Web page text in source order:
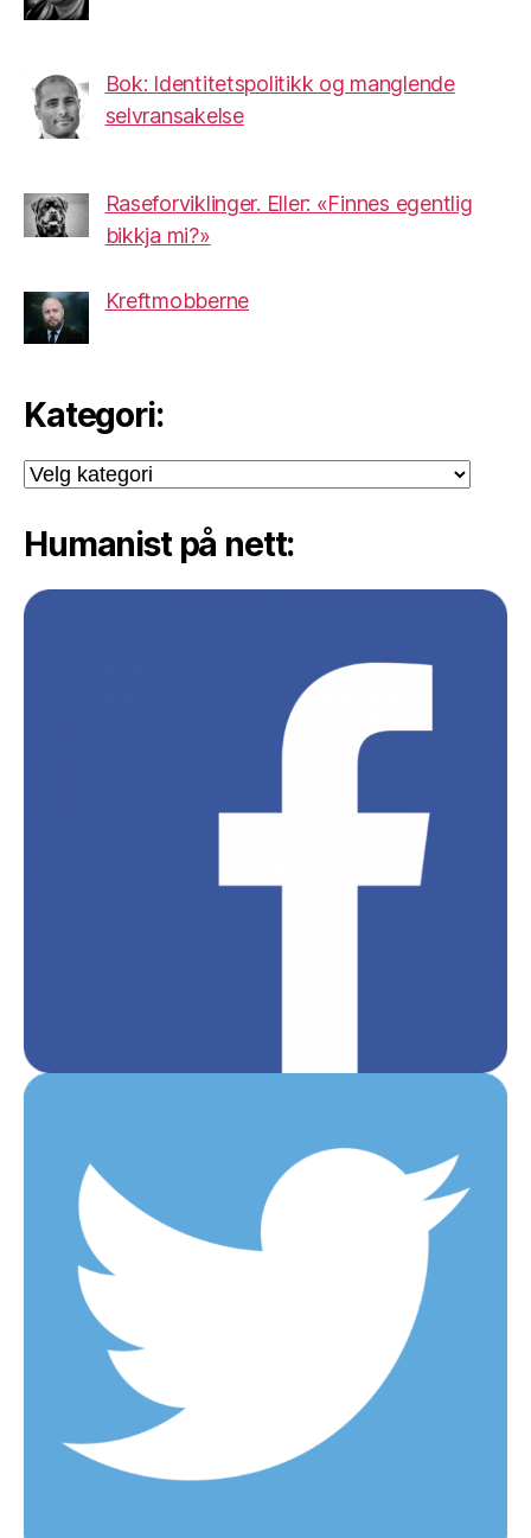
Bok: Identitetspolitikk og manglende
selvransakelse
Raseforviklinger. Eller: «Finnes egentlig
bikkja mi?»
Kreftmobberne
Kategori:
Kategori:
Humanist på nett: